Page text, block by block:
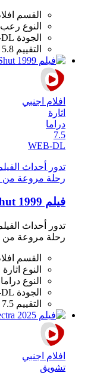
القسم
النوع رعب
الجودة
التقييم 5.8 / 10
افلام اجنبي
اثارة
دراما
7.5
WEB-DL
تدور أحداث
رحلة مروعة من
فيلم Eyes Wide Shut 1999 مترجم HD
تدور أحداث
رحلة مروعة من
القسم
النوع اثارة
النوع دراما
الجودة
التقييم 7.5 / 10
افلام اجنبي
تشويق